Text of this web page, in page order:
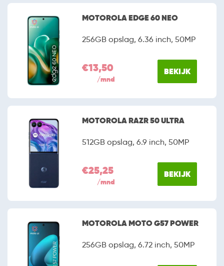
MOTOROLA EDGE 60 NEO
256GB opslag, 6.36 inch, 50MP
€13,50
/mnd
BEKIJK
MOTOROLA RAZR 50 ULTRA
512GB opslag, 6.9 inch, 50MP
€25,25
/mnd
BEKIJK
MOTOROLA MOTO G57 POWER
256GB opslag, 6.72 inch, 50MP